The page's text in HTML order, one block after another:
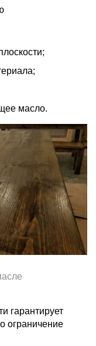
масло.
гарантирует
ограничение